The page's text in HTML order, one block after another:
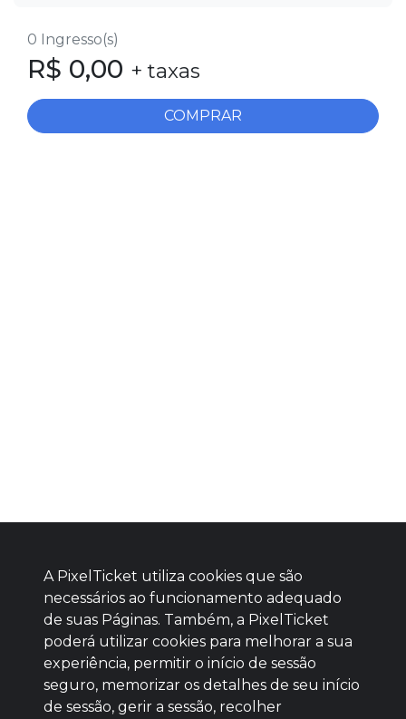
0 Ingresso(s)
R$ 0,00 + taxas
COMPRAR
Baixe agora nosso app
A PixelTicket utiliza cookies que são
necessários ao funcionamento adequado
de suas Páginas. Também, a PixelTicket
poderá utilizar cookies para melhorar a sua
experiência, permitir o início de sessão
seguro, memorizar os detalhes de seu início
de sessão, gerir a sessão, recolher